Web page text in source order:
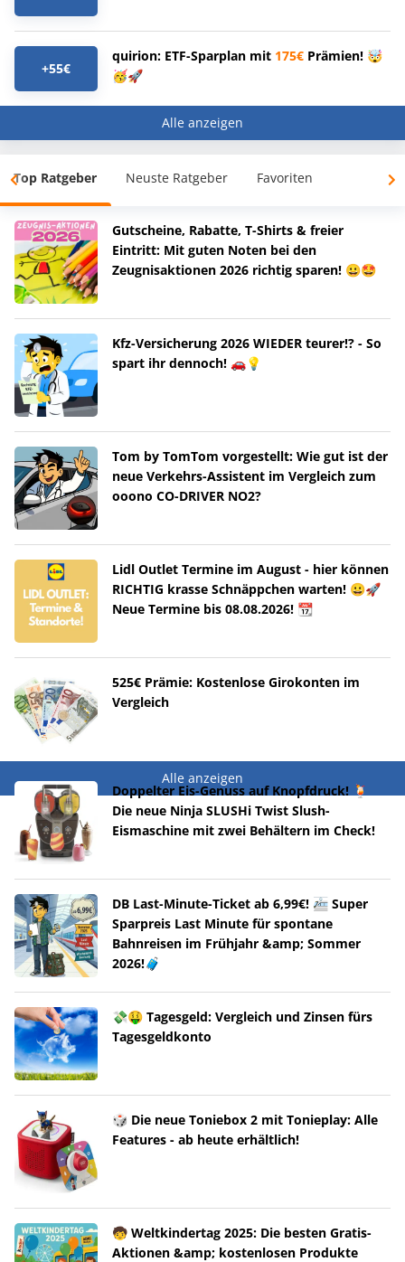
+55€
quirion: ETF-Sparplan mit 175€ Prämien! 🤯
🥳🚀
Alle anzeigen
Top Ratgeber Neuste Ratgeber Favoriten
Gutscheine, Rabatte, T-Shirts & freier
Eintritt: Mit guten Noten bei den
Zeugnisaktionen 2026 richtig sparen! 😀🤩
Kfz-Versicherung 2026 WIEDER teurer!? - So
spart ihr dennoch! 🚗💡
Tom by TomTom vorgestellt: Wie gut ist der
neue Verkehrs-Assistent im Vergleich zum
ooono CO-DRIVER NO2?
Lidl Outlet Termine im August - hier können
RICHTIG krasse Schnäppchen warten! 😀🚀
Neue Termine bis 08.08.2026! 📆
525€ Prämie: Kostenlose Girokonten im
Vergleich
Alle anzeigen
Doppelter Eis-Genuss auf Knopfdruck! 🍹
Die neue Ninja SLUSHi Twist Slush-
Eismaschine mit zwei Behältern im Check!
DB Last-Minute-Ticket ab 6,99€! 🚈 Super
Sparpreis Last Minute für spontane
Bahnreisen im Frühjahr &amp; Sommer
2026!🧳
💸🤑 Tagesgeld: Vergleich und Zinsen fürs
Tagesgeldkonto
🎲 Die neue Toniebox 2 mit Tonieplay: Alle
Features - ab heute erhältlich!
🧒 Weltkindertag 2025: Die besten Gratis-
Aktionen &amp; kostenlosen Produkte